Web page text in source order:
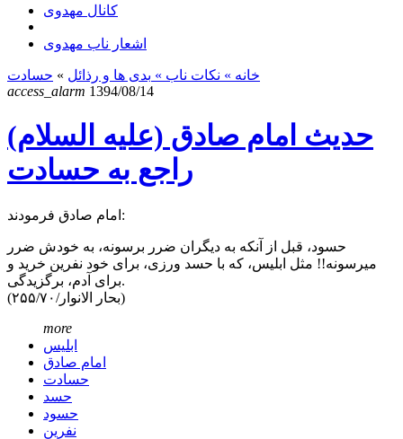
کانال مهدوی
اشعار ناب مهدوی
خانه » نکات ناب » بدی ها و رذائل » حسادت
access_alarm 1394/08/14
حدیث امام صادق (علیه السلام)
راجع به حسادت
امام صادق فرمودند:
حسود، قبل از آنکه به دیگران ضرر برسونه، به خودش ضرر
میرسونه!! مثل ابلیس، که با حسد ورزی، برای خود نفرین خرید و
برای آدم، برگزیدگی.
(بحار الانوار/۲۵۵/۷۰)
more
ابلیس
امام صادق
حسادت
حسد
حسود
نفرین